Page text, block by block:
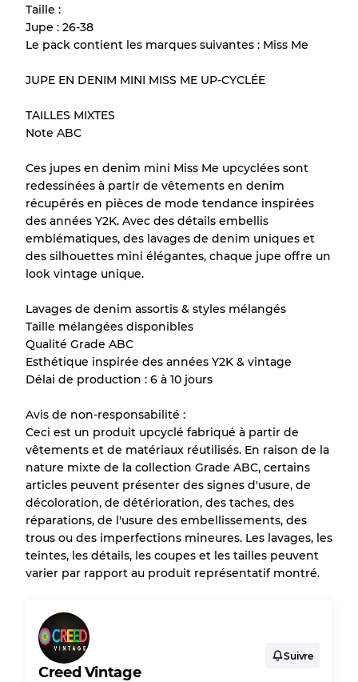
Taille :
Jupe : 26-38
Le pack contient les marques suivantes : Miss Me
JUPE EN DENIM MINI MISS ME UP-CYCLÉE
TAILLES MIXTES
Note ABC
Ces jupes en denim mini Miss Me upcyclées sont
redessinées à partir de vêtements en denim
récupérés en pièces de mode tendance inspirées
des années Y2K. Avec des détails embellis
emblématiques, des lavages de denim uniques et
des silhouettes mini élégantes, chaque jupe offre un
look vintage unique.
Lavages de denim assortis & styles mélangés
Taille mélangées disponibles
Qualité Grade ABC
Esthétique inspirée des années Y2K & vintage
Délai de production : 6 à 10 jours
Avis de non-responsabilité :
Ceci est un produit upcyclé fabriqué à partir de
vêtements et de matériaux réutilisés. En raison de la
nature mixte de la collection Grade ABC, certains
articles peuvent présenter des signes d'usure, de
décoloration, de détérioration, des taches, des
réparations, de l'usure des embellissements, des
trous ou des imperfections mineures. Les lavages, les
teintes, les détails, les coupes et les tailles peuvent
varier par rapport au produit représentatif montré.
Creed Vintage
Suivre